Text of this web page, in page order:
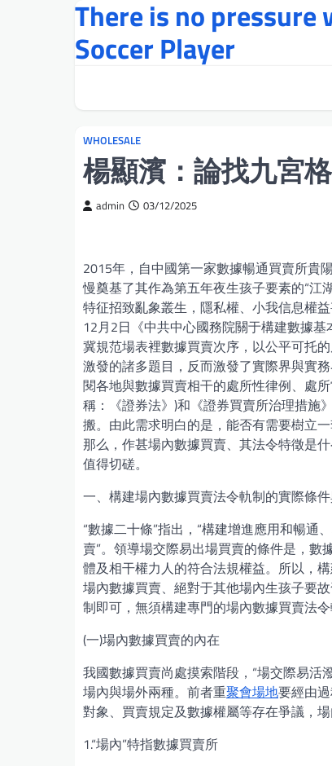
There is no
Soccer Player
WHOLESALE
楊顯濱：論找九宮
admin 03/12/2025
2015年，自中國第一家數據暢通買賣所貴
慢奠基了其作為第五年夜生孩子要素的“江
特征招致亂象叢生，隱私權、小我信息權
12月2日《中共中心國務院關于構建數據
冀規范場表裡數據買賣次序，以公平可托
激發的諸多題目，反而激發了實際界與實
閱各地與數據買賣相干的處所性律例、處
稱：《證券法》)和《證券買賣所治理措施
搬。由此需求明白的是，能否有需要樹立
那么，作甚場內數據買賣、其法令特徵是
值得切磋。
一、構建場內數據買賣法令軌制的實際條
“數據二十條”指出，“構建增進應用和暢
賣”。領導場交際易出場買賣的條件是，
體及相干權力人的符合法規權益。所以，
場內數據買賣、絕對于其他場內生孩子要
制即可，無須構建專門的場內數據買賣法令
(一)場內數據買賣的內在
我國數據買賣尚處摸索階段，“場交際易
場內與場外兩種。前者重聚會場地要經由
對象、買賣規定及數據權屬等存在爭議，
1.“場內”特指數據買賣所